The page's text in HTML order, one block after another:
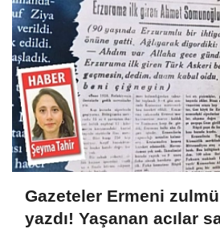
Gazeteler Ermeni
yazdı! Yaşanan acılar